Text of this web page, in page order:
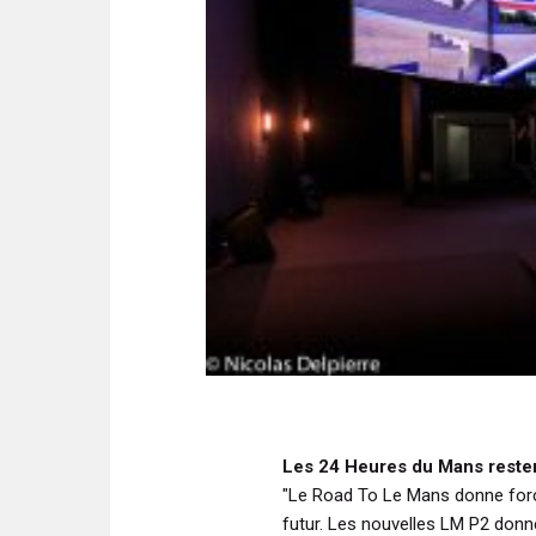
Les 24 Heures du Mans
"Le Road To Le Mans donne
futur. Les nouvelles LM P2